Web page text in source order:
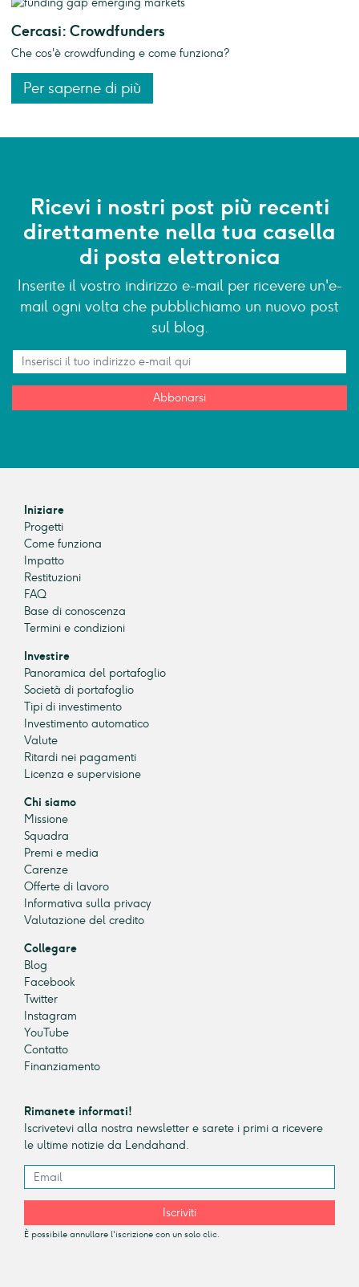
Cercasi: Crowdfunders
Che cos'è crowdfunding e come funziona?
Per saperne di più
Ricevi i nostri post più recenti
direttamente nella tua casella
di posta elettronica
Inserite il vostro indirizzo e-mail per ricevere un'e-
mail ogni volta che pubblichiamo un nuovo post
sul blog.
Abbonarsi
Iniziare
Progetti
Come funziona
Impatto
Restituzioni
FAQ
Base di conoscenza
Termini e condizioni
Investire
Panoramica del portafoglio
Società di portafoglio
Tipi di investimento
Investimento automatico
Valute
Ritardi nei pagamenti
Licenza e supervisione
Chi siamo
Missione
Squadra
Premi e media
Carenze
Offerte di lavoro
Informativa sulla privacy
Valutazione del credito
Collegare
Blog
Facebook
Twitter
Instagram
YouTube
Contatto
Finanziamento
Rimanete informati!
Iscrivetevi alla nostra newsletter e sarete i primi a ricevere
le ultime notizie da Lendahand.
Iscriviti
È possibile annullare l'iscrizione con un solo clic.